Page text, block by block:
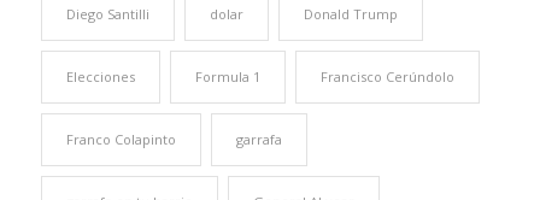
Diego Santilli dolar Donald Trump
Elecciones Formula 1 Francisco Cerúndolo
Franco Colapinto garrafa